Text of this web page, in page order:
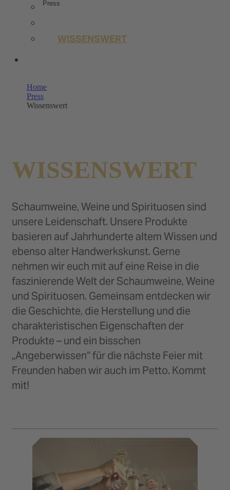
PressPRESS IMAGE DATA
WISSENSWERT
Home
Press
Wissenswert
WISSENSWERT
Schaumweine, Weine und Spirituosen sind
unsere Leidenschaft. Unsere Produkte
basieren auf Jahrhunderte altem Wissen und
ebenso alter Handwerkskunst. Gerne
nehmen wir euch mit auf eine Reise in die
faszinierende Welt der Schaumweine, Weine
und Spirituosen. Gemeinsam entdecken wir
die Geschichte, die Herstellung und die
charakteristischen Eigenschaften der
Produkte – und ein bisschen
„Angeberwissen“ für die nächste Feier mit
Freunden haben wir auch im Petto. Kommt
mit!